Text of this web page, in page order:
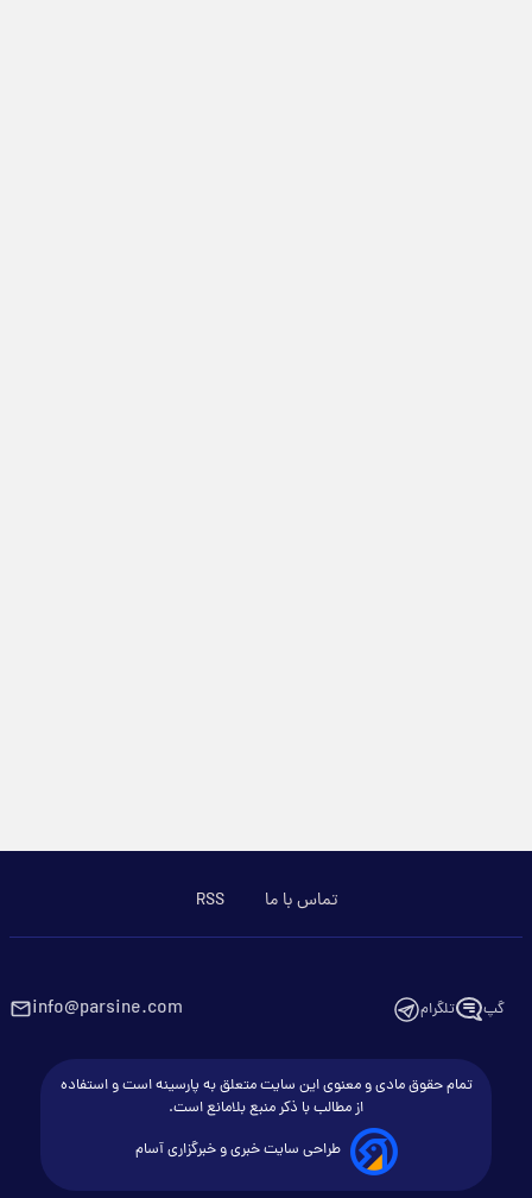
تماس با ما RSS
گپ تلگرام info@parsine.com
تمام حقوق مادی و معنوی این سایت متعلق به پارسینه است و استفاده
از مطالب با ذکر منبع بلامانع است.
طراحی سایت خبری و خبرگزاری آسام